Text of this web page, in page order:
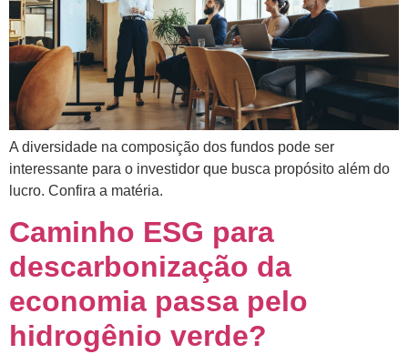
A diversidade na composição dos fundos pode ser
interessante para o investidor que busca propósito além do
lucro. Confira a matéria.
Caminho ESG para
descarbonização da
economia passa pelo
hidrogênio verde?